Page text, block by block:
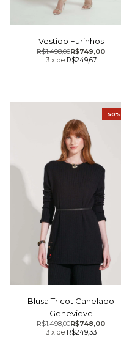
Vestido Furinhos
R$749,00
R$1.498,00
3 x de R$249,67
Blusa Tricot Canelado
Genevieve
R$748,00
R$1.498,00
3 x de R$249,33
50%